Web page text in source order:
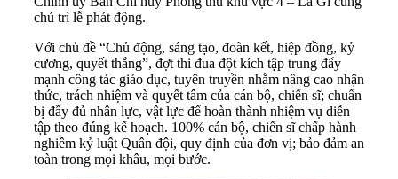
chủ trì lễ phát động.
Với chủ đề “Chủ động, sáng tạo, đoàn kết, hiệp đồng, kỷ
cương, quyết thắng”, đợt thi đua đột kích tập trung đẩy
mạnh công tác giáo dục, tuyên truyền nhằm nâng cao nhận
thức, trách nhiệm và quyết tâm của cán bộ, chiến sĩ; chuẩn
bị đầy đủ nhân lực, vật lực để hoàn thành nhiệm vụ diễn
tập theo đúng kế hoạch. 100% cán bộ, chiến sĩ chấp hành
nghiêm kỷ luật Quân đội, quy định của đơn vị; bảo đảm an
toàn trong mọi khâu, mọi bước.